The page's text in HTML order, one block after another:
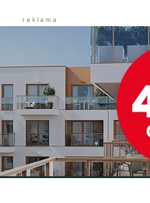
r e k l a m a